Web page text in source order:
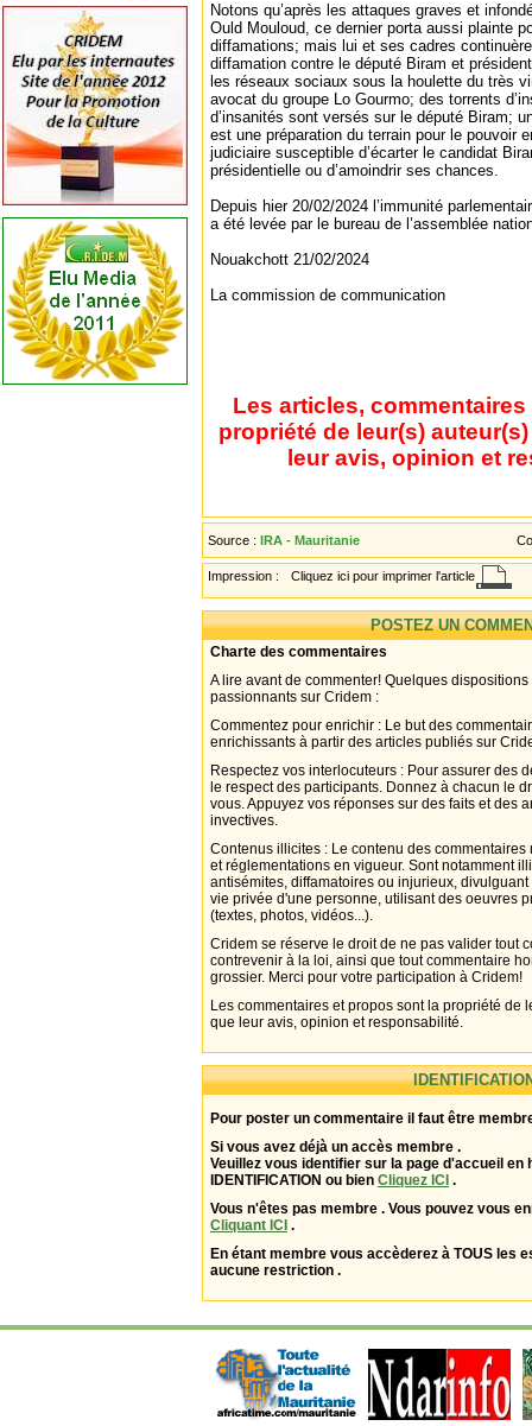
Notons qu’après les attaques graves et
Ould Mouloud, ce dernier porta aussi plainte
diffamations; mais lui et ses cadres
diffamation contre le député Biram et
les réseaux sociaux sous la houlette du très
avocat du groupe Lo Gourmo; des torrents
d’insanités sont versés sur le député Biram;
est une préparation du terrain pour le pouvoir
judiciaire susceptible d’écarter le candidat
présidentielle ou d’amoindrir ses chances.
Depuis hier 20/02/2024 l’immunité
a été levée par le bureau de l’assemblée
Nouakchott 21/02/2024
La commission de communication
Les articles,
propriété de leur(s)
leur avis, opinion et
Source : IRA - Mauritanie
Impression : Cliquez ici pour imprimer l'article
POSTEZ UN
Charte des commentaires
A lire avant de commenter! Quelques
passionnants sur Cridem :
Commentez pour enrichir : Le but des
enrichissants à partir des articles publiés sur
Respectez vos interlocuteurs : Pour assurer des
le respect des participants. Donnez à chacun le
vous. Appuyez vos réponses sur des faits et des
invectives.
Contenus illicites : Le contenu des
et réglementations en vigueur. Sont notamment
antisémites, diffamatoires ou injurieux,
vie privée d'une personne, utilisant des oeuvres
(textes, photos, vidéos...).
Cridem se réserve le droit de ne pas valider tout
contrevenir à la loi, ainsi que tout commentaire
grossier. Merci pour votre participation à Cridem!
Les commentaires et propos sont la propriété de
que leur avis, opinion et responsabilité.
Pour poster un commentaire il faut être
Si vous avez déjà un accès membre .
Veuillez vous identifier sur la page d'accueil en
IDENTIFICATION ou bien Cliquez ICI .
Vous n'êtes pas membre . Vous pouvez vous
Cliquant ICI .
En étant membre vous accèderez à TOUS les
aucune restriction .